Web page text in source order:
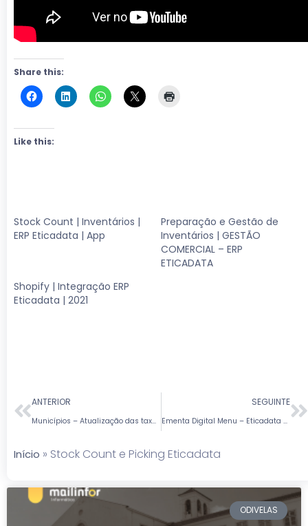
Share this:
Like this:
Stock Count | Inventários |
ERP Eticadata | App
Preparação e Gestão de
Inventários | GESTÃO
COMERCIAL – ERP
ETICADATA
Shopify | Integração ERP
Eticadata | 2021
ANTERIOR
Municípios – Atualização das taxas de Derrama referentes ao exercício de 2019 | Eticadata ERP v19.00.05
SEGUINTE
Ementa Digital Menu – Eticadata ERPv19
Início » Stock Count e Picking Eticadata
ODIVELAS